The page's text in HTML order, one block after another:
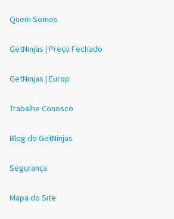
Quem Somos
GetNinjas | Preço Fechado
GetNinjas | Europ
Trabalhe Conosco
Blog do GetNinjas
Segurança
Mapa do Site